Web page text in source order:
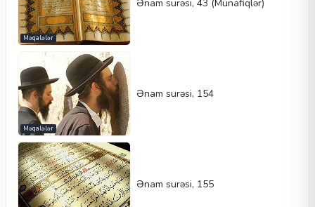
Məqalələr
Ənam surəsi, 43 (Münafiqlər)
Məqalələr
Ənam surəsi, 154
Ənam surəsi, 155